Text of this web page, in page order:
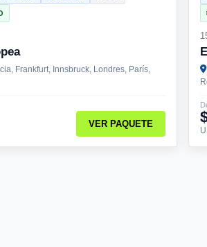
Frankfurt, Innsbruck, Londres, París,
VER PAQUETE